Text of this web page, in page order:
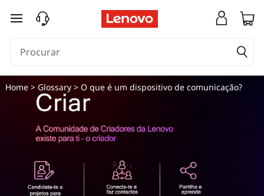
saltar para o conteúdo principal
Home> Glossary> O que é um dispositivo de comunicação?